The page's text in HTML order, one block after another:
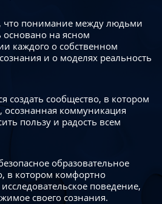
понимание между людьми
основано на ясном
каждого о собственном
и о моделях реальность
создать сообщество, в котором
осознанная коммуникация
пользу и радость всем
образовательное
в котором комфортно
поведение,
своего сознания.